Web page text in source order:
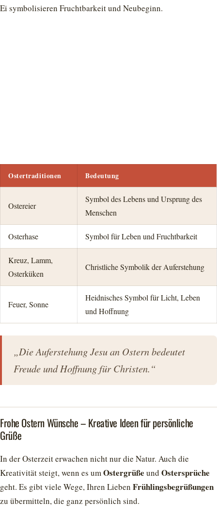
Ei symbolisieren Fruchtbarkeit und Neubeginn.
Ostertraditionen Bedeutung
Ostereier
Symbol des Lebens und Ursprung des
Menschen
Osterhase Symbol für Leben und Fruchtbarkeit
Kreuz, Lamm,
Osterküken
Christliche Symbolik der Auferstehung
Feuer, Sonne
Heidnisches Symbol für Licht, Leben
und Hoffnung
„Die Auferstehung Jesu an Ostern bedeutet
Freude und Hoffnung für Christen.“
Frohe Ostern Wünsche – Kreative Ideen für persönliche
Grüße
In der Osterzeit erwachen nicht nur die Natur. Auch die
Kreativität steigt, wenn es umOstergrüße und Ostersprüche
geht. Es gibt viele Wege, Ihren Lieben Frühlingsbegrüßungen
zu übermitteln, die ganz persönlich sind.